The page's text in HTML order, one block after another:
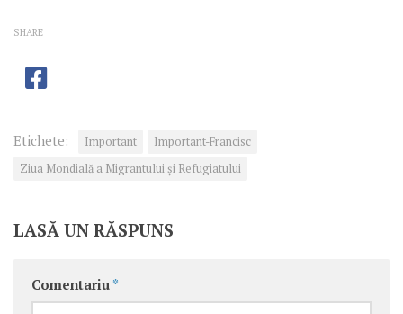
SHARE
Etichete: Important
Important-Francisc
Ziua Mondială a Migrantului şi Refugiatului
LASĂ UN RĂSPUNS
Comentariu *